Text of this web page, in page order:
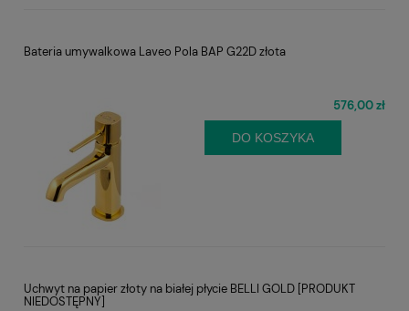
Bateria umywalkowa Laveo Pola BAP G22D złota
576,00 zł
DO KOSZYKA
Uchwyt na papier złoty na białej płycie BELLI GOLD [PRODUKT
NIEDOSTĘPNY]